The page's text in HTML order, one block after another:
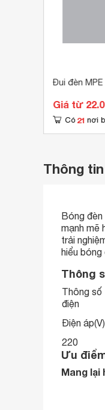
Đui đèn MPE
Giá từ
Có 21 nơi
Thông
Bóng đèn
mạnh mẽ
trải
hiểu bóng
Thông
Thông số
điện
Điện áp(V)
220
Ưu
Mang lại